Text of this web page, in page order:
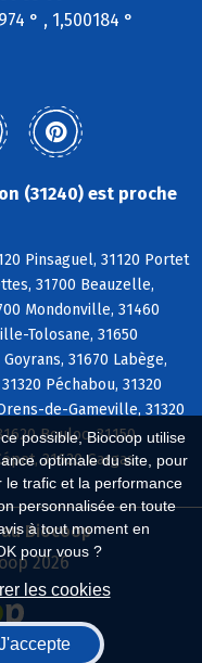
possible, Biocoop utilise
optimale du site, pour
le trafic et la performance
personnalisée en toute
à tout moment en
pour vous ?
les cookies
° , 1,500184 °
(31240) est proche
Pinsaguel, 31120 Portet
31700 Beauzelle,
Mondonville, 31460
Tolosane, 31650
31670 Labège,
Péchabou, 31320
de-Gameville, 31320
Bouloc, 31150
31620 Gargas
Biocoop
2026